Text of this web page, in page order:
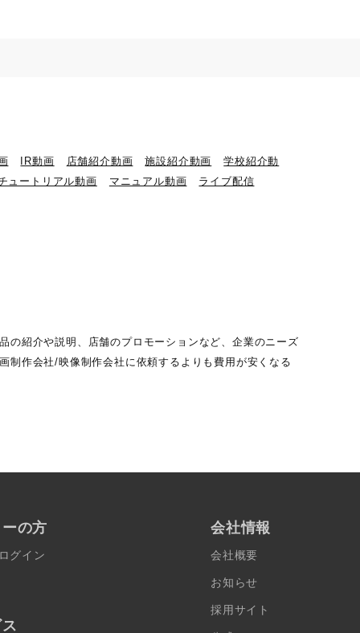
IR動画 店舗紹介動画 施設紹介動画
学校紹介動
ュートリアル動画
マニュアル動画 ライブ配信
の紹介や説明、店舗のプロモーションなど、企業のニーズ
制作会社/映像制作会社に依頼するよりも費用が安くなる
の方
グイン
会社情報
会社概要
お知らせ
採用サイト